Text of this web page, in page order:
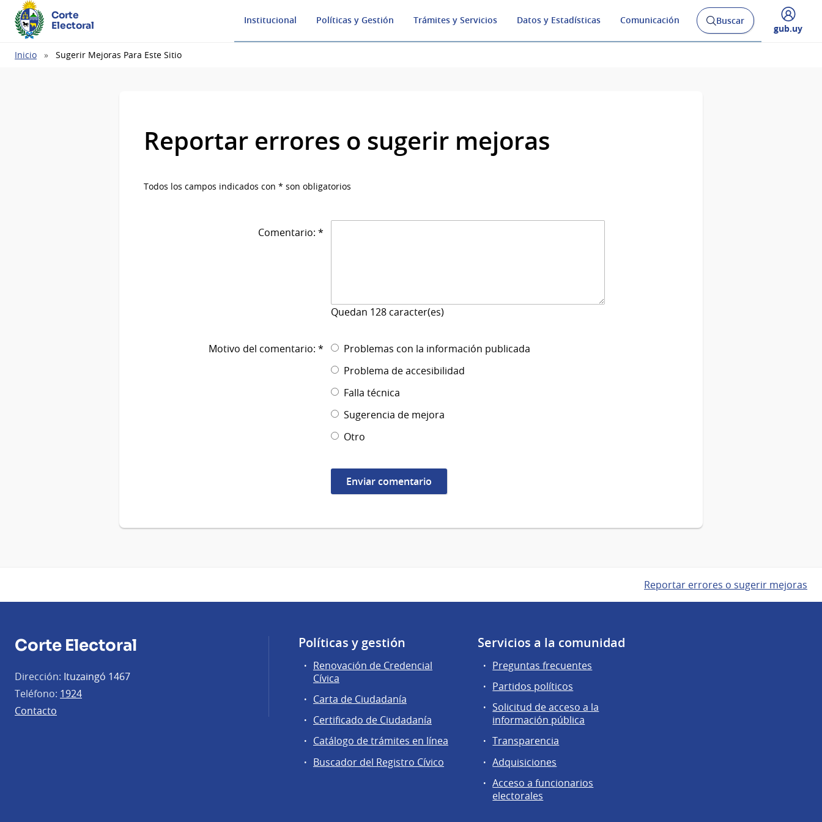
Corte
Electoral
Institucional Políticas y Gestión Trámites y Servicios Datos y Estadísticas Comunicación
Abrir
buscador
Buscar
Desplegar
gub.uy
Ruta
Inicio Sugerir Mejoras Para Este Sitio
Reportar errores o sugerir mejoras
Todos los campos indicados con * son obligatorios
Comentario: *
Quedan 128 caracter(es)
Motivo del comentario: *
Problemas con la información publicada
Problema de accesibilidad
Falla técnica
Sugerencia de mejora
Otro
Reportar errores o sugerir mejoras
Corte Electoral
Dirección: Ituzaingó 1467
Teléfono: 1924
Contacto
Políticas y gestión
Renovación de Credencial
Cívica
Carta de Ciudadanía
Certificado de Ciudadanía
Catálogo de trámites en línea
Buscador del Registro Cívico
Servicios a la comunidad
Preguntas frecuentes
Partidos políticos
Solicitud de acceso a la
información pública
Transparencia
Adquisiciones
Acceso a funcionarios
electorales